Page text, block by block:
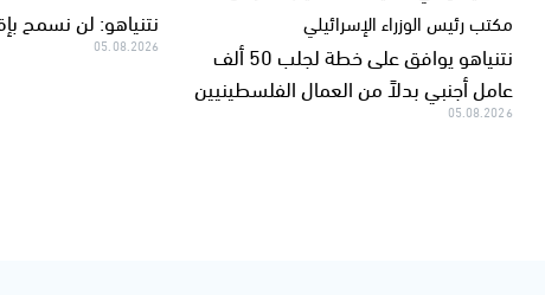
نتنياهو يوافق على خطة لجلب 50 ألف
عامل أجنبي بدلاً من العمال الفلسطينيين
05.08.2026
نتنياهو: لن نسمح
05.08.2026